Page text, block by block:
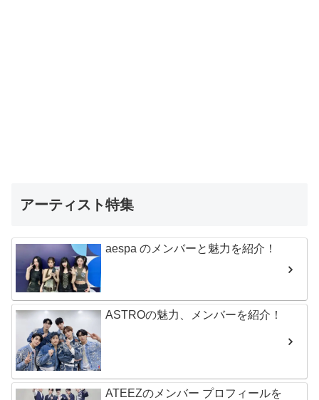
アーティスト特集
aespa のメンバーと魅力を紹介！
ASTROの魅力、メンバーを紹介！
ATEEZのメンバー プロフィールを